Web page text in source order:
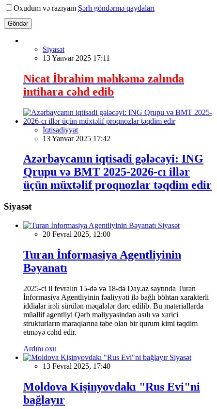
Oxudum və razıyam Şərh göndərmə qaydaları
Göndər
Siyasət
13 Yanvar 2025 17:11
Nicat İbrahim məhkəmə zalında
intihara cəhd edib
İqtisadiyyat
13 Yanvar 2025 17:42
Azərbaycanın iqtisadi gələcəyi: ING
Qrupu və BMT 2025-2026-cı illər
üçün müxtəlif proqnozlar təqdim edir
Siyasət
Siyasət
20 Fevral 2025, 12:00
Turan İnformasiya Agentliyinin
Bəyanatı
2025-ci il fevralın 15-də və 18-də Day.az saytında Turan
İnformasiya Agentliyinin fəaliyyəti ilə bağlı böhtan xarakterli
iddialar irəli sürülən məqalələr dərc edilib. Bu materiallarda
müəllif agentliyi Qərb maliyyəsindən asılı və xarici
strukturların maraqlarına tabe olan bir qurum kimi təqdim
etməyə cəhd edir.
Ardını oxu
Siyasət
13 Fevral 2025, 17:40
Moldova Kişinyovdakı "Rus Evi"ni
bağlayır